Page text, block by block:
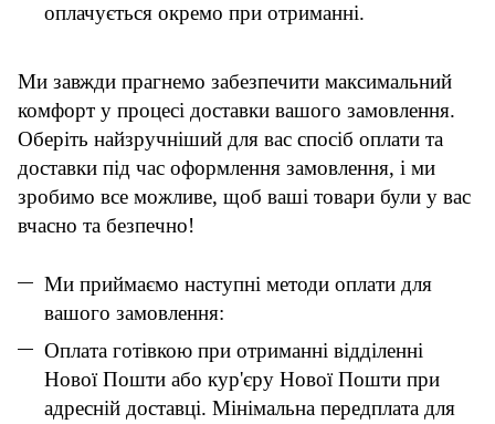
оплачується окремо при отриманні.
Ми завжди прагнемо забезпечити максимальний
комфорт у процесі доставки вашого замовлення.
Оберіть найзручніший для вас спосіб оплати та
доставки під час оформлення замовлення, і ми
зробимо все можливе, щоб ваші товари були у вас
вчасно та безпечно!
Ми приймаємо наступні методи оплати для
вашого замовлення:
Оплата готівкою при отриманні відділенні
Нової Пошти або кур'єру Нової Пошти при
адресній доставці. Мінімальна передплата для